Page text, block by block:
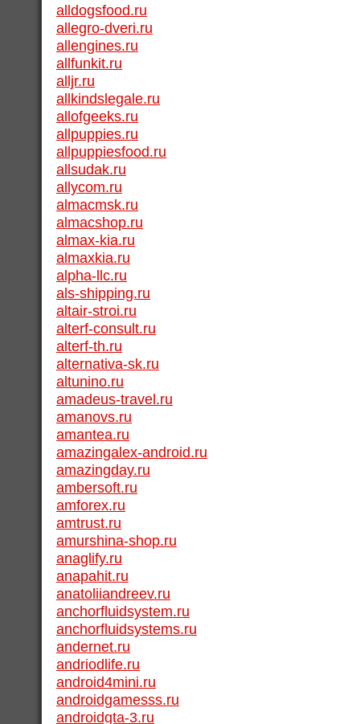
alldogsfood.ru
allegro-dveri.ru
allengines.ru
allfunkit.ru
alljr.ru
allkindslegale.ru
allofgeeks.ru
allpuppies.ru
allpuppiesfood.ru
allsudak.ru
allycom.ru
almacmsk.ru
almacshop.ru
almax-kia.ru
almaxkia.ru
alpha-llc.ru
als-shipping.ru
altair-stroi.ru
alterf-consult.ru
alterf-th.ru
alternativa-sk.ru
altunino.ru
amadeus-travel.ru
amanovs.ru
amantea.ru
amazingalex-android.ru
amazingday.ru
ambersoft.ru
amforex.ru
amtrust.ru
amurshina-shop.ru
anaglify.ru
anapahit.ru
anatoliiandreev.ru
anchorfluidsystem.ru
anchorfluidsystems.ru
andernet.ru
andriodlife.ru
android4mini.ru
androidgamesss.ru
androidgta-3.ru